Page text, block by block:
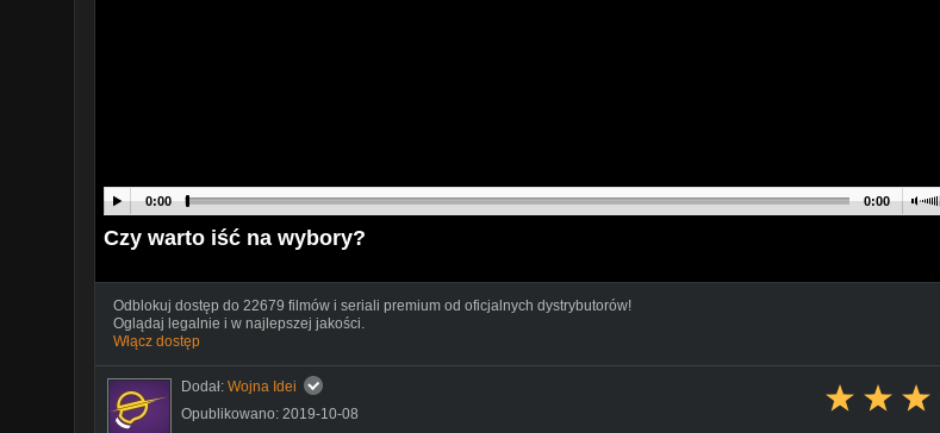
0:00 0:00
Czy warto iść na wybory?
Odblokuj dostęp do 22679 filmów i seriali premium od oficjalnych dystrybutorów!
Oglądaj legalnie i w najlepszej jakości.
Włącz dostęp
Dodał: Wojna Idei
Opublikowano: 2019-10-08